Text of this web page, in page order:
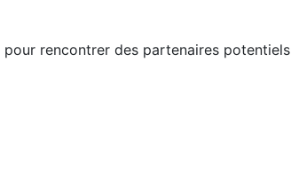
pour rencontrer des partenaires potentiels